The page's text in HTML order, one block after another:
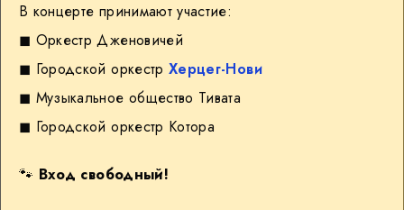
В концерте принимают участие:
◼︎ Оркестр Дженовичей
◼︎ Городской оркестрХерцег-Нови
◼︎ Музыкальное общество Тивата
◼︎ Городской оркестр Котора
🐾 Вход свободный!